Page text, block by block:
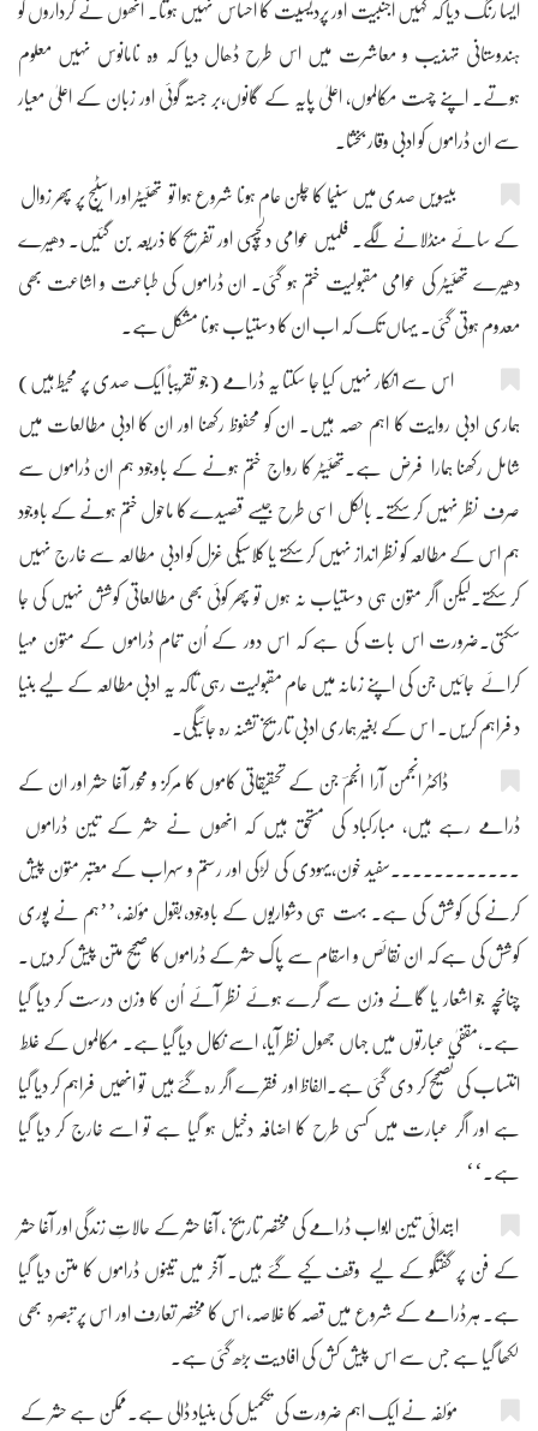
ایسا رنگ دیا کہ کہیں اجنبیت اور پردیسیت کا احساس نہیں ہوتا۔ انھوں نے کرداروں کو
ہندوستانی تہذیب و معاشرت میں اس طرح ڈھال دیا کہ وہ نامانوس نہیں معلوم
ہوتے۔ اپنے چست مکالموں، اعلیٰ پایہ کے گانوں،بر جستہ گوئی اور زبان کے اعلیٰ معیار
سے ان ڈراموں کو ادبی وقار بخشا۔
بیسویں صدی میں سنیما کا چلن عام ہونا شروع ہوا تو تھئیٹر اور اسٹیج پر پھر زوال
کے سائے منڈلانے لگے۔ فلمیں عوامی دلچسپی اور تفریح کا ذریعہ بن گئیں۔ دھیرے
دھیرے تھئیٹر کی عوامی مقبولیت ختم ہو گئی۔ ان ڈراموں کی طباعت و اشاعت بھی
معدوم ہوتی گئی۔ یہاں تک کہ اب ان کا دستیاب ہونا مشکل ہے۔
اس سے انکار نہیں کیا جا سکتا یہ ڈرامے (جو تقریباً ایک صدی پر محیط ہیں)
ہماری ادبی روایت کا اہم حصہ ہیں۔ ان کو محفوظ رکھنا اور ان کا ادبی مطالعات میں
شامل رکھنا ہمارا فرض ہے۔تھئیٹر کا رواج ختم ہونے کے باوجود ہم ان ڈراموں سے
صرف نظر نہیں کر سکتے۔ بالکل اسی طرح جیسے قصیدے کا ماحول ختم ہونے کے باوجود
ہم اس کے مطالعہ کو نظر انداز نہیں کر سکتے یا کلاسیکی غزل کو ادبی مطالعہ سے خارج نہیں
کر سکتے۔لیکن اگر متون ہی دستیاب نہ ہوں تو پھر کوئی بھی مطالعاتی کوشش نہیں کی جا
سکتی۔ضرورت اس بات کی ہے کہ اس دور کے اُن تمام ڈراموں کے متون مہیا
کرائے جائیں جن کی اپنے زمانہ میں عام مقبولیت رہی تاکہ یہ ادبی مطالعہ کے لیے بنیا
د فراہم کریں۔ ا س کے بغیر ہماری ادبی تاریخ تشنہ رہ جائیگی۔
ڈاکٹر انجمن آرا انجمؔ جن کے تحقیقاتی کاموں کا مرکز و محور آغا حشر اور ان کے
ڈرامے رہے ہیں، مبارکباد کی مستحق ہیں کہ انھوں نے حشر کے تین ڈراموں
............سفید خون،یہودی کی لڑکی اور رستم و سہراب کے معتبر متون پیش
کرنے کی کوشش کی ہے۔ بہت ہی دشواریوں کے باوجود،بقول مؤلفہ،’’ہم نے پوری
کوشش کی ہے کہ ان نقائص و اسقام سے پاک حشر کے ڈراموں کا صحیح متن پیش کر دیں۔
چنانچہ جو اشعار یا گانے وزن سے گرے ہوئے نظر آئے اُن کا وزن درست کر دیا گیا
ہے۔،مقفیٰ عبارتوں میں جہاں جھول نظر آیا، اسے نکال دیا گیا ہے۔ مکالموں کے غلط
انتساب کی تصحیح کر دی گئی ہے۔الفاظ اور فقرے اگر رہ گئے ہیں تو انھیں فراہم کر دیا گیا
ہے اور اگر عبارت میں کسی طرح کا اضافہ دخیل ہو گیا ہے تو اسے خارج کر دیا گیا
ہے۔‘‘
ابتدائی تین ابواب ڈرامے کی مختصر تاریخ ، آغا حشر کے حالاتِ زندگی اور آغا حشر
کے فن پر گفتگو کے لیے وقف کیے گئے ہیں۔ آخر میں تینوں ڈراموں کا متن دیا گیا
ہے۔ ہر ڈرامے کے شروع میں قصہ کا خلاصہ، اس کا مختصر تعارف اور اس پر تبصرہ بھی
لکھا گیا ہے جس سے اس پیش کش کی افادیت بڑھ گئی ہے۔
مؤلفہ نے ایک اہم ضرورت کی تکمیل کی بنیاد ڈالی ہے۔ممکن ہے حشر کے